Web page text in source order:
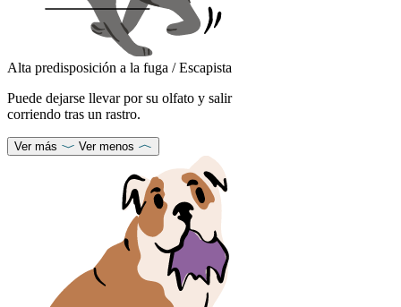
Alta predisposición a la fuga / Escapista
Puede dejarse llevar por su olfato y salir
corriendo tras un rastro.
Ver más Ver menos